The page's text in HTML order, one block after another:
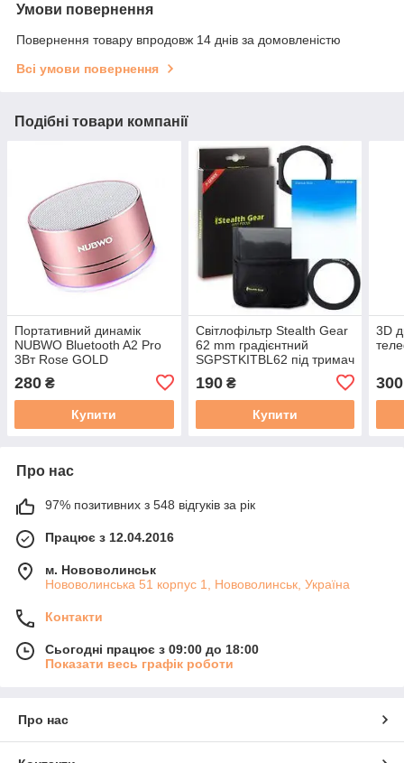
Умови повернення
Повернення товару впродовж 14 днів за домовленістю
Всі умови повернення
Подібні товари компанії
Портативний динамік
NUBWO Bluetooth A2 Pro
3Вт Rose GOLD
280 ₴
Купити
Світлофільтр Stealth Gear
62 mm градієнтний
SGPSTKITBL62 під тримач
190₴
Купити
3D
300
Про нас
97% позитивних з 548 відгуків за рік
Працює з 12.04.2016
м. Нововолинськ
Нововолинська 51 корпус 1, Нововолинськ, Україна
Контакти
Сьогодні працює з 09:00 до 18:00
Показати весь графік роботи
Про нас